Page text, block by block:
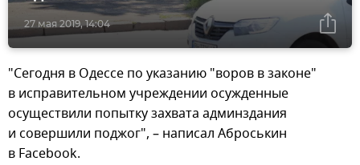
27 мая 2019, 14:04
"Сегодня в Одессе по указанию "воров в законе"
в исправительном учреждении осужденные
осуществили попытку захвата админздания
и совершили поджог", – написал Аброськин
в Facebook.